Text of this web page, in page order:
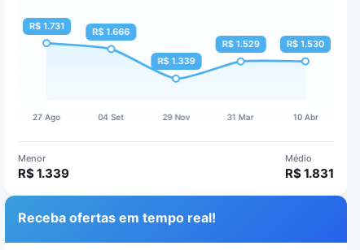
Menor
R$ 1.339
Médio
R$ 1.831
Receba ofertas em tempo real!